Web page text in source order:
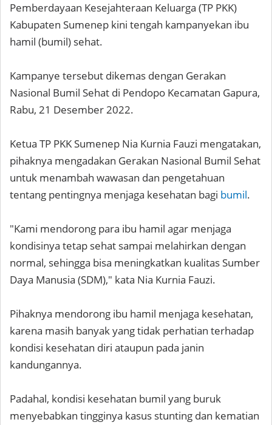
Pemberdayaan Kesejahteraan Keluarga (TP PKK)
Kabupaten Sumenep kini tengah kampanyekan ibu
hamil (bumil) sehat.
Kampanye tersebut dikemas dengan Gerakan
Nasional Bumil Sehat di Pendopo Kecamatan Gapura,
Rabu, 21 Desember 2022.
Ketua TP PKK Sumenep Nia Kurnia Fauzi mengatakan,
pihaknya mengadakan Gerakan Nasional Bumil Sehat
untuk menambah wawasan dan pengetahuan
tentang pentingnya menjaga kesehatan bagi bumil.
"Kami mendorong para ibu hamil agar menjaga
kondisinya tetap sehat sampai melahirkan dengan
normal, sehingga bisa meningkatkan kualitas Sumber
Daya Manusia (SDM)," kata Nia Kurnia Fauzi.
Pihaknya mendorong ibu hamil menjaga kesehatan,
karena masih banyak yang tidak perhatian terhadap
kondisi kesehatan diri ataupun pada janin
kandungannya.
Padahal, kondisi kesehatan bumil yang buruk
menyebabkan tingginya kasus stunting dan kematian